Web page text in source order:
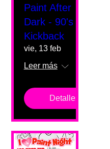
Paint After
Dark - 90's
Kickback
vie, 13 feb
Leer más
Detalles